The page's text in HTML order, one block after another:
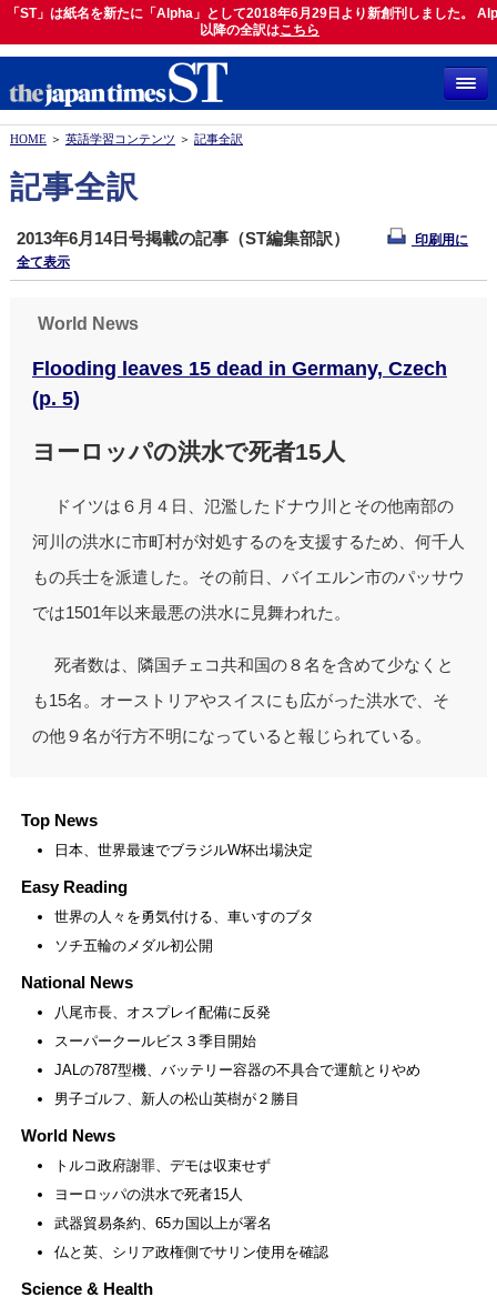
「ST」は紙名を新たに「Alpha」として2018年6月29日より新創刊しました。
以降の全訳はこちら
「ST」は紙名を新たに「Alpha」として2018年6月29日より新創刊しました。
以降の全訳はこちら
HOME＞ 英語学習コンテンツ ＞ 記事全訳
記事全訳
2013年6月14日号掲載の記事（ST編集部訳）
印刷用に
全て表示
World News
Flooding leaves 15 dead in Germany, Czech
(p. 5)
ヨーロッパの洪水で死者15人
ドイツは６月４日、氾濫したドナウ川とその他南部の
河川の洪水に市町村が対処するのを支援するため、何千人
もの兵士を派遣した。その前日、バイエルン市のパッサウ
では1501年以来最悪の洪水に見舞われた。
死者数は、隣国チェコ共和国の８名を含めて少なくと
も15名。オーストリアやスイスにも広がった洪水で、そ
の他９名が行方不明になっていると報じられている。
Top News
日本、世界最速でブラジルW杯出場決定
Easy Reading
世界の人々を勇気付ける、車いすのブタ
ソチ五輪のメダル初公開
National News
八尾市長、オスプレイ配備に反発
スーパークールビス３季目開始
JALの787型機、バッテリー容器の不具合で運航とりやめ
男子ゴルフ、新人の松山英樹が２勝目
World News
トルコ政府謝罪、デモは収束せず
ヨーロッパの洪水で死者15人
武器貿易条約、65カ国以上が署名
仏と英、シリア政権側でサリン使用を確認
Science & Health